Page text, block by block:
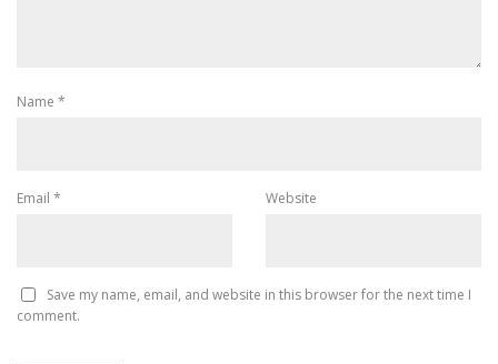
Name *
Email * Website
Save my name, email, and website in this browser for the next time I
comment.